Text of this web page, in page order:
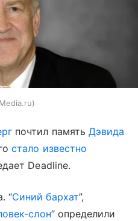
почтил память Дэвида
стало известно
Deadline.
“Синий бархат”,
слон” определили